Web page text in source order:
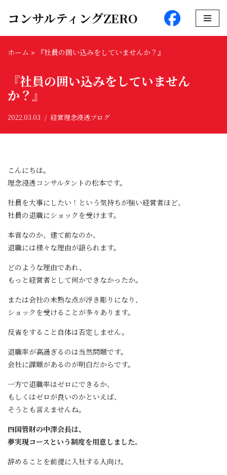
テ
へ
ス
キ
コンサルティングZERO
ホーム » 『社員の囲い込みをしていませんか？』
『社員の囲い込みをしていません
か？』
2022.03.03 経営理念浸透ブログ
こんにちは。
理念浸透コンサルタントの松本です。
社員を大事にしたい！という気持ちが強い経営者ほど、
社員の退職にショックを受けます。
本音なのか、建て前なのか、
退職には様々な理由が語られます。
どのような理由であれ、
もっと経営者として何かできなかったか。
または会社の未熟な点が浮き彫りになり、
ショックを受けることが多々あります。
反省をすること自体は否定しません。
退職率が高過ぎるのは当然問題です。
会社に課題があるのが明白だからです。
一方で退職率はゼロにできるか、
もしくはゼロが良いのかといえば、
そうとも言えませんね。
四国管財の中澤会長は、
夢実現コースという制度を用意しました。
辞めることを前提に入社する人向け。